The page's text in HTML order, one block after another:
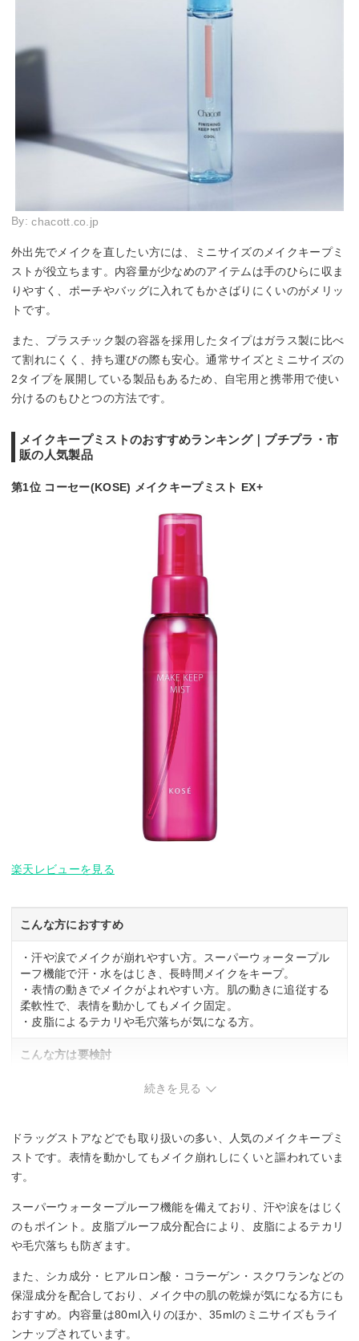
By:chacott.co.jp
外出先でメイクを直したい方には、ミニサイズのメイクキープミ
ストが役立ちます。内容量が少なめのアイテムは手のひらに収ま
りやすく、ポーチやバッグに入れてもかさばりにくいのがメリッ
トです。
また、プラスチック製の容器を採用したタイプはガラス製に比べ
て割れにくく、持ち運びの際も安心。通常サイズとミニサイズの
2タイプを展開している製品もあるため、自宅用と携帯用で使い
分けるのもひとつの方法です。
メイクキープミストのおすすめランキング｜プチプラ・市
販の人気製品
第1位 コーセー(KOSE) メイクキープミスト EX+
楽天レビューを見る
こんな方におすすめ
・汗や涙でメイクが崩れやすい方。スーパーウォータープル
ーフ機能で汗・水をはじき、長時間メイクをキープ。
・表情の動きでメイクがよれやすい方。肌の動きに追従する
柔軟性で、表情を動かしてもメイク固定。
・皮脂によるテカリや毛穴落ちが気になる方。
こんな方は要検討
・敏感肌で低刺激設計を重視する方。一般向け設計のため、
ポーチに入れにくい可能性あり。
続きを見る
ドラッグストアなどでも取り扱いの多い、人気のメイクキープミ
ストです。表情を動かしてもメイク崩れしにくいと謳われていま
す。
スーパーウォータープルーフ機能を備えており、汗や涙をはじく
のもポイント。皮脂プルーフ成分配合により、皮脂によるテカリ
や毛穴落ちも防ぎます。
また、シカ成分・ヒアルロン酸・コラーゲン・スクワランなどの
保湿成分を配合しており、メイク中の肌の乾燥が気になる方にも
おすすめ。内容量は80ml入りのほか、35mlのミニサイズもライ
ンナップされています。